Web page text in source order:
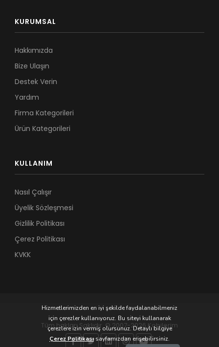
KURUMSAL
Hakkımızda
Bize Ulaşın
Destek Verin
Yardım
Firma Kategorileri
Ürün Kategorileri
KULLANIM
Nasıl Çalışır
Üyelik Sözleşmesi
Gizlilik Politikası
Çerez Politikası
KVKK
Tüm hakları Saklıdır. © 2007-2026 Kobilerim
Hizmetlerimizden en iyi şekilde faydalanabilmeniz
için çerezler kullanıyoruz. Bu siteyi kullanarak
çerezlere izin vermiş olursunuz. Detaylı bilgiye
Çerez Politikasısayfamızdan erişebilirsiniz.